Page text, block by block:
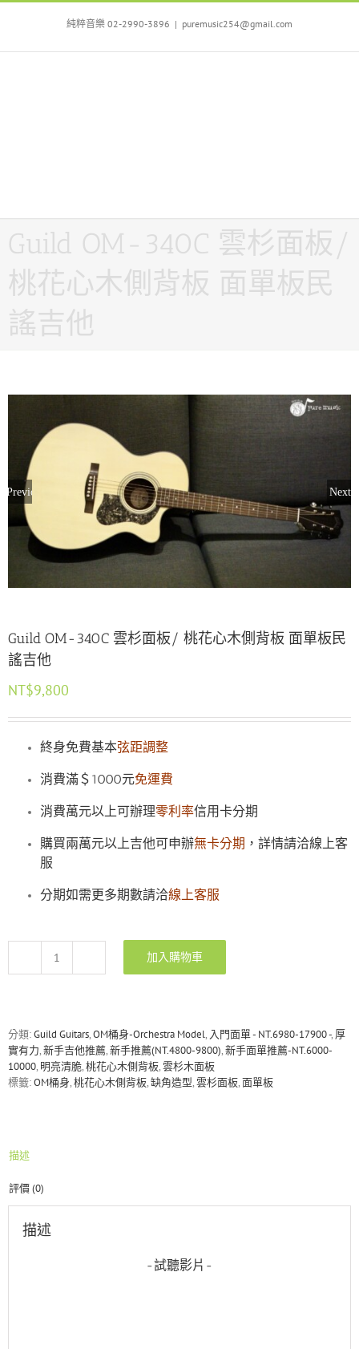
Skip
純粹音樂 02-2990-3896 | puremusic254@gmail.com
Guild OM-340C 雲杉面板/
桃花心木側背板 面單板民
謠吉他
Previous Next
Guild OM-340C 雲杉面板/ 桃花心木側背板 面單板民
謠吉他
NT$9,800
終身免費基本弦距調整
消費滿＄1000元免運費
消費萬元以上可辦理零利率信用卡分期
購買兩萬元以上吉他可申辦無卡分期 ，詳情請洽線上客
服
分期如需更多期數請洽線上客服
Guild
杉
面
板/
桃
花
單
加入購物車
分類:Guild Guitars,OM桶身-Orchestra Model, 入門面單 - NT.6980-17900 -, 厚
實有力,新手吉他推薦,新手推薦(NT.4800-9800),新手面單推薦-NT.6000-
10000, 明亮清脆,桃花心木側背板,雲杉木面板
標籤:OM桶身,桃花心木側背板,缺角造型,雲杉面板,面單板
描述
評價 (0)
描述
-試聽影片-